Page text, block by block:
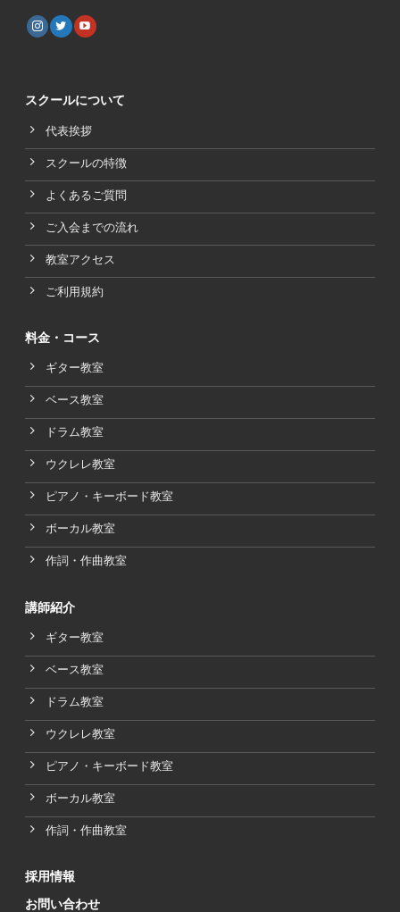
スクールについて
代表挨拶
スクールの特徴
よくあるご質問
ご入会までの流れ
教室アクセス
ご利用規約
料金・コース
ギター教室
ベース教室
ドラム教室
ウクレレ教室
ピアノ・キーボード教室
ボーカル教室
作詞・作曲教室
講師紹介
ギター教室
ベース教室
ドラム教室
ウクレレ教室
ピアノ・キーボード教室
ボーカル教室
作詞・作曲教室
採用情報
お問い合わせ